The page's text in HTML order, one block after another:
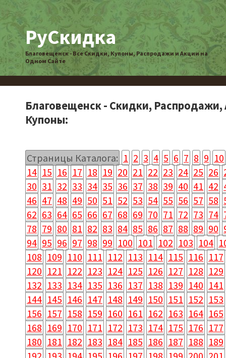
РуСкидка
Благовещенск - Все Скидки, Купоны, Распродажи и Акции на
Одном Сайте
Благовещенск - Скидки, Распродажи,
Купоны:
Страницы Каталога: 1 2 3 4 5 6 7 8 9 10
14 15 16 17 18 19 20 21 22 23 24 25 26
30 31 32 33 34 35 36 37 38 39 40 41 42
46 47 48 49 50 51 52 53 54 55 56 57 58
62 63 64 65 66 67 68 69 70 71 72 73 74
78 79 80 81 82 83 84 85 86 87 88 89 90
94 95 96 97 98 99 100 101 102 103 104
108 109 110 111 112 113 114 115 116 117
120 121 122 123 124 125 126 127 128 129
132 133 134 135 136 137 138 139 140 141
144 145 146 147 148 149 150 151 152 153
156 157 158 159 160 161 162 163 164 165
168 169 170 171 172 173 174 175 176 177
180 181 182 183 184 185 186 187 188 189